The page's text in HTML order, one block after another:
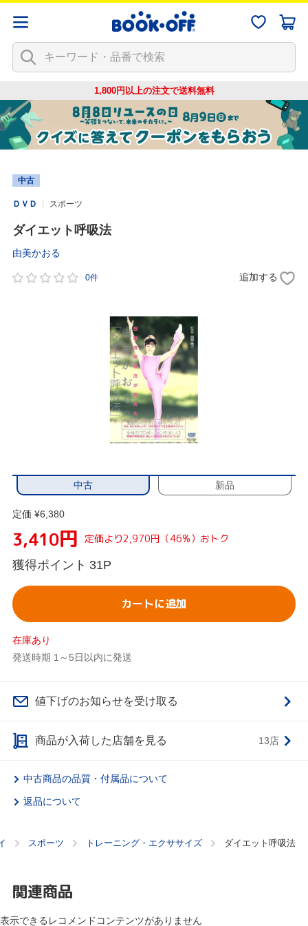
1,800円以上の注文で送料無料
中古
ＤＶＤ スポーツ
ダイエット呼吸法
由美かおる
0件 追加する
中古 新品
定価 ¥6,380
3,410円 定価より2,970円（46%）おトク
獲得ポイント 31P
カートに追加
在庫あり
発送時期 1～5日以内に発送
値下げのお知らせを受け取る
商品が入荷した店舗を見る 13店
中古商品の品質・付属品について
返品について
スポーツ トレーニング・エクササイズ ダイエット呼吸法
関連商品
表示できるレコメンドコンテンツがありません